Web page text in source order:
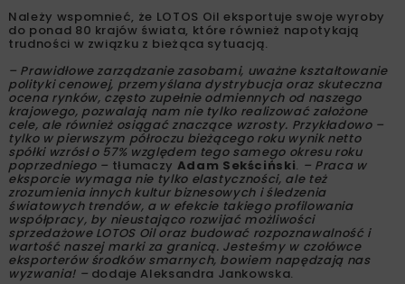
Należy wspomnieć, że LOTOS Oil eksportuje swoje wyroby
do ponad 80 krajów świata, które również napotykają
trudności w związku z bieżąca sytuacją.
– Prawidłowe zarządzanie zasobami, uważne kształtowanie
polityki cenowej, przemyślana dystrybucja oraz skuteczna
ocena rynków, często zupełnie odmiennych od naszego
krajowego, pozwalają nam nie tylko realizować założone
cele, ale również osiągać znaczące wzrosty. Przykładowo –
tylko w pierwszym półroczu bieżącego roku wynik netto
spółki wzrósł o 57% względem tego samego okresu roku
poprzedniego – tłumaczy Adam Sekściński. – Praca w
eksporcie wymaga nie tylko elastyczności, ale też
zrozumienia innych kultur biznesowych i śledzenia
światowych trendów, a w efekcie takiego profilowania
współpracy, by nieustająco rozwijać możliwości
sprzedażowe LOTOS Oil oraz budować rozpoznawalność i
wartość naszej marki za granicą. Jesteśmy w czołówce
eksporterów środków smarnych, bowiem napędzają nas
wyzwania! – dodaje Aleksandra Jankowska.